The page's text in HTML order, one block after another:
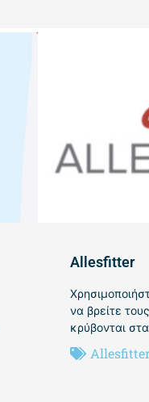
Allesfitter
να βρείτε
κρύβονται
Allesfitter